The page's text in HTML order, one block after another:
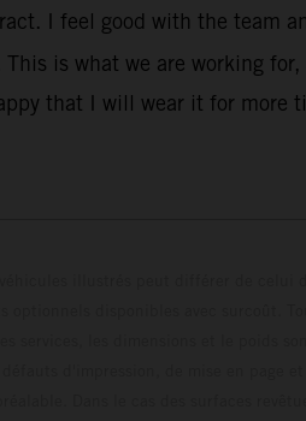
I feel good with the team
is what we are working
that I will wear it for more